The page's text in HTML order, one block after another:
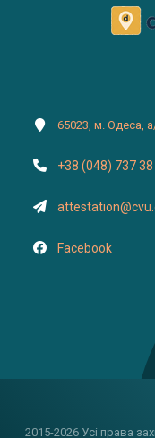
65023, м. Одеса,
+38 (048) 737 38
Facebook
2015-2026 Усі права